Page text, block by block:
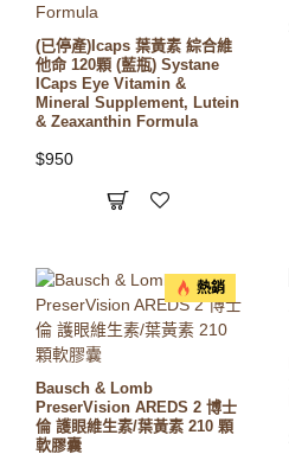
(已停產)Icaps 葉黃素 綜合維
他命 120顆 (藍瓶) Systane
ICaps Eye Vitamin &
Mineral Supplement, Lutein
& Zeaxanthin Formula
$950
熱銷
Bausch & Lomb
PreserVision AREDS 2 博士
倫 護眼維生素/葉黃素 210 顆
軟膠囊